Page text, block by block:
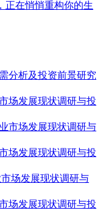
正在悄悄重构你的生
分析及投资前景研究
场发展现状调研与投
市场发展现状调研与
场发展现状调研与投
场发展现状调研与
场发展现状调研与投